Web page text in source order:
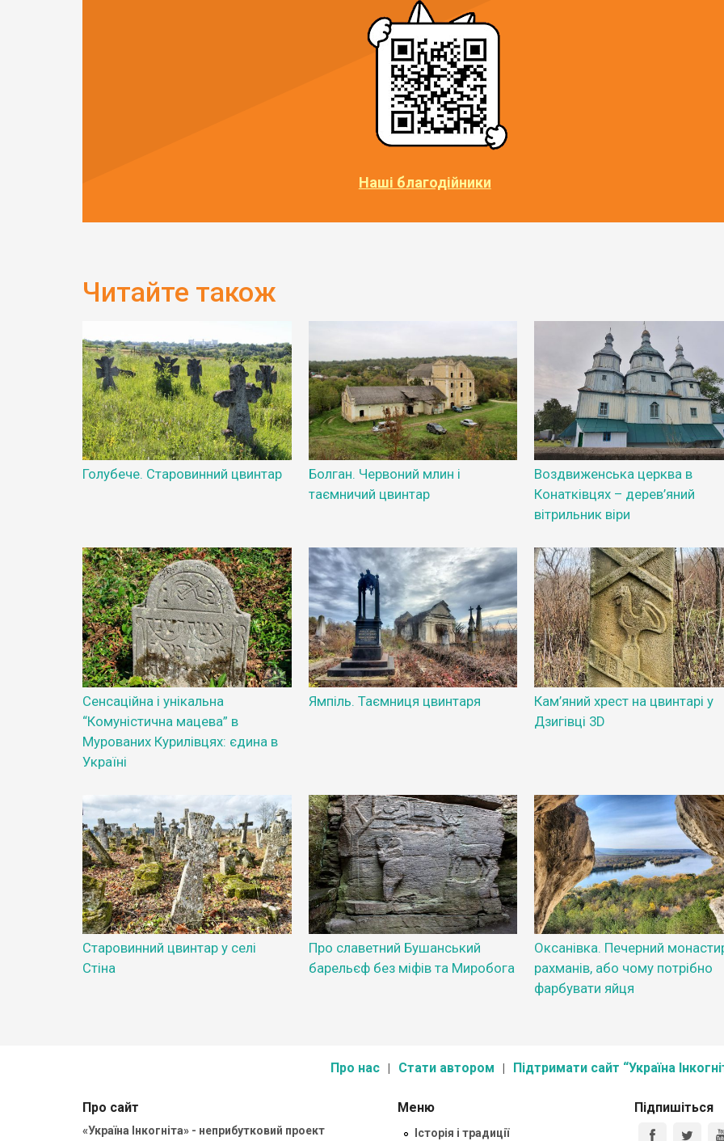
Наші благодійники
Читайте також
Голубече. Старовинний цвинтар
Болган. Червоний млин і
таємничий цвинтар
Воздвиженська церква в
Конатківцях – дерев’яний
вітрильник віри
Сенсаційна і унікальна
“Комуністична мацева” в
Мурованих Курилівцях: єдина в
Україні
Ямпіль. Таємниця цвинтаря
Кам’яний хрест на цвинтарі у
Дзигівці 3D
Старовинний цвинтар у селі
Стіна
Про славетний Бушанський
барельєф без міфів та Миробога
Оксанівка. Печерний
рахманів, або чому потрібно
фарбувати яйця
Про нас Стати автором Підтримати сайт “Україна
Про сайт
«Україна Інкогніта» - неприбутковий проект
Меню
Історія і традиції
Підпишіться